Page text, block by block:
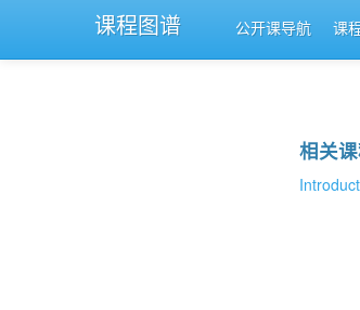
课程图谱 公开课导航 课
相关